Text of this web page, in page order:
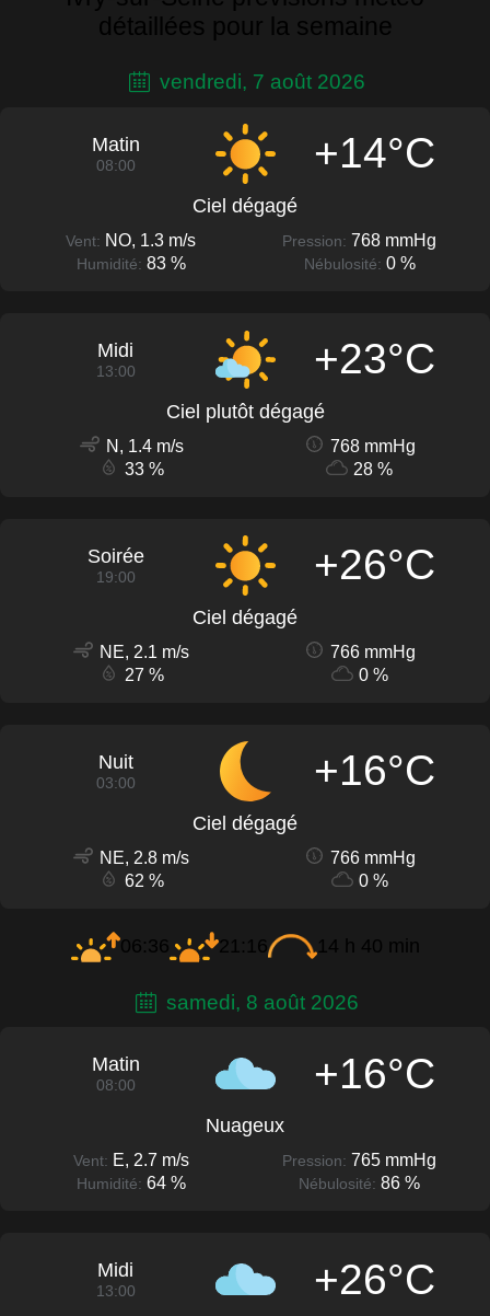
détaillées pour la semaine
vendredi, 7 août 2026
Matin
08:00 +14°C
Ciel dégagé
Vent: NO, 1.3 m/s Pression: 768 mmHg
Humidité: 83 % Nébulosité: 0 %
Midi
13:00 +23°C
Ciel plutôt dégagé
N, 1.4 m/s
768 mmHg
33 %
28 %
Soirée
19:00 +26°C
Ciel dégagé
NE, 2.1 m/s
766 mmHg
27 %
0 %
Nuit
03:00 +16°C
Ciel dégagé
NE, 2.8 m/s
766 mmHg
62 %
0 %
06:36 21:16 14 h 40 min
samedi, 8 août 2026
Matin
08:00 +16°C
Nuageux
Vent: E, 2.7 m/s Pression: 765 mmHg
Humidité: 64 % Nébulosité: 86 %
Midi
13:00 +26°C